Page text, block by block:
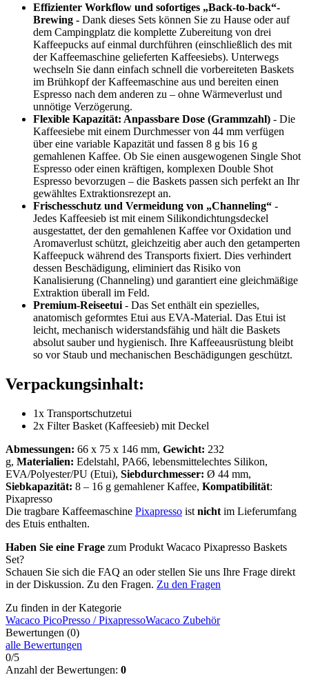
Effizienter Workflow und sofortiges „Back-to-back“-
Brewing - Dank dieses Sets können Sie zu Hause oder auf
dem Campingplatz die komplette Zubereitung von drei
Kaffeepucks auf einmal durchführen (einschließlich des mit
der Kaffeemaschine gelieferten Kaffeesiebs). Unterwegs
wechseln Sie dann einfach schnell die vorbereiteten Baskets
im Brühkopf der Kaffeemaschine aus und bereiten einen
Espresso nach dem anderen zu – ohne Wärmeverlust und
unnötige Verzögerung.
Flexible Kapazität: Anpassbare Dose (Grammzahl) - Die
Kaffeesiebe mit einem Durchmesser von 44 mm verfügen
über eine variable Kapazität und fassen 8 g bis 16 g
gemahlenen Kaffee. Ob Sie einen ausgewogenen Single Shot
Espresso oder einen kräftigen, komplexen Double Shot
Espresso bevorzugen – die Baskets passen sich perfekt an Ihr
gewähltes Extraktionsrezept an.
Frischesschutz und Vermeidung von „Channeling“ -
Jedes Kaffeesieb ist mit einem Silikondichtungsdeckel
ausgestattet, der den gemahlenen Kaffee vor Oxidation und
Aromaverlust schützt, gleichzeitig aber auch den getamperten
Kaffeepuck während des Transports fixiert. Dies verhindert
dessen Beschädigung, eliminiert das Risiko von
Kanalisierung (Channeling) und garantiert eine gleichmäßige
Extraktion überall im Feld.
Premium-Reiseetui - Das Set enthält ein spezielles,
anatomisch geformtes Etui aus EVA-Material. Das Etui ist
leicht, mechanisch widerstandsfähig und hält die Baskets
absolut sauber und hygienisch. Ihre Kaffeeausrüstung bleibt
so vor Staub und mechanischen Beschädigungen geschützt.
Verpackungsinhalt:
1x Transportschutzetui
2x Filter Basket (Kaffeesieb) mit Deckel
Abmessungen: 66 x 75 x 146 mm, Gewicht: 232
g, Materialien: Edelstahl, PA66, lebensmittelechtes Silikon,
EVA/Polyester/PU (Etui), Siebdurchmesser: Ø 44 mm,
Siebkapazität: 8 – 16 g gemahlener Kaffee, Kompatibilität:
Pixapresso
Die tragbare Kaffeemaschine Pixapresso ist nicht im Lieferumfang
des Etuis enthalten.
Haben Sie eine Frage zum Produkt Wacaco Pixapresso Baskets
Set?
Schauen Sie sich die FAQ an oder stellen Sie uns Ihre Frage direkt
in der Diskussion. Zu den Fragen. Zu den Fragen
Zu finden in der Kategorie
Wacaco PicoPresso / PixapressoWacaco Zubehör
Bewertungen (0)
alle Bewertungen
0/5
Anzahl der Bewertungen: 0